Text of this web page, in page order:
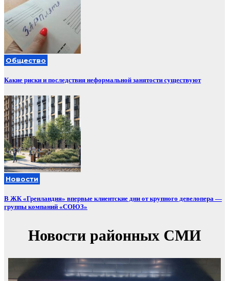
Общество
Какие риски и последствия неформальной занятости существуют
Новости
В ЖК «Гренландия» впервые клиентские дни от крупного девелопера —
группы компаний «СОЮЗ»